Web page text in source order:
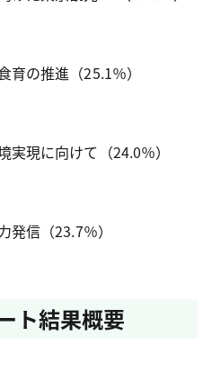
の推進（25.1％）
現に向けて（24.0％）
信（23.7％）
ト結果概要